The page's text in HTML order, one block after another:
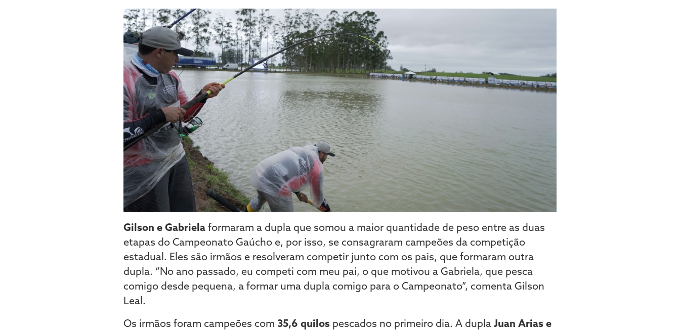
Gilson e Gabrielaformaram a dupla que somou a maior quantidade de peso entre as duas
etapas do Campeonato Gaúcho e, por isso, se consagraram campeões da competição
estadual. Eles são irmãos e resolveram competir junto com os pais, que formaram outra
dupla. “No ano passado, eu competi com meu pai, o que motivou a Gabriela, que pesca
comigo desde pequena, a formar uma dupla comigo para o Campeonato”, comenta Gilson
Leal.
Os irmãos foram campeões com 35,6 quilospescados no primeiro dia. A dupla Juan Arias e